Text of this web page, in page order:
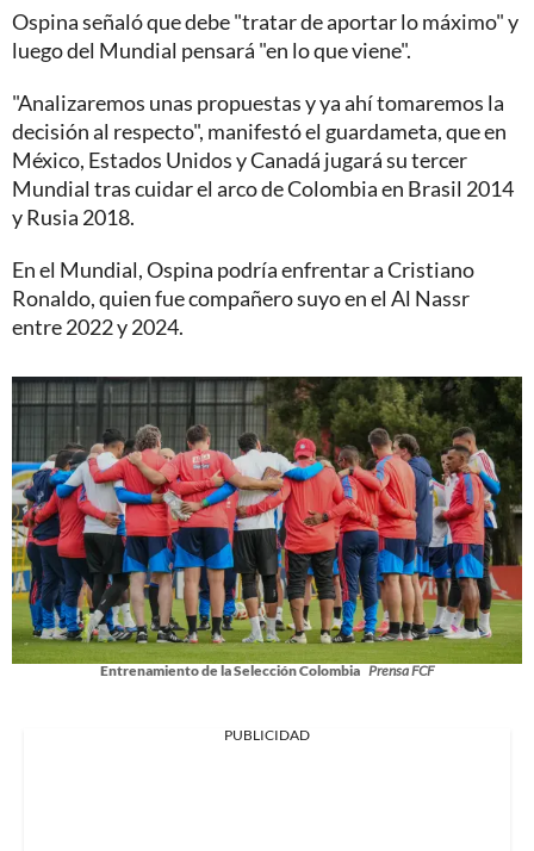
Ospina señaló que debe "tratar de aportar lo máximo" y
luego del Mundial pensará "en lo que viene".
"Analizaremos unas propuestas y ya ahí tomaremos la
decisión al respecto", manifestó el guardameta, que en
México, Estados Unidos y Canadá jugará su tercer
Mundial tras cuidar el arco de Colombia en Brasil 2014
y Rusia 2018.
En el Mundial, Ospina podría enfrentar a Cristiano
Ronaldo, quien fue compañero suyo en el Al Nassr
entre 2022 y 2024.
Entrenamiento de la Selección Colombia Prensa FCF
PUBLICIDAD